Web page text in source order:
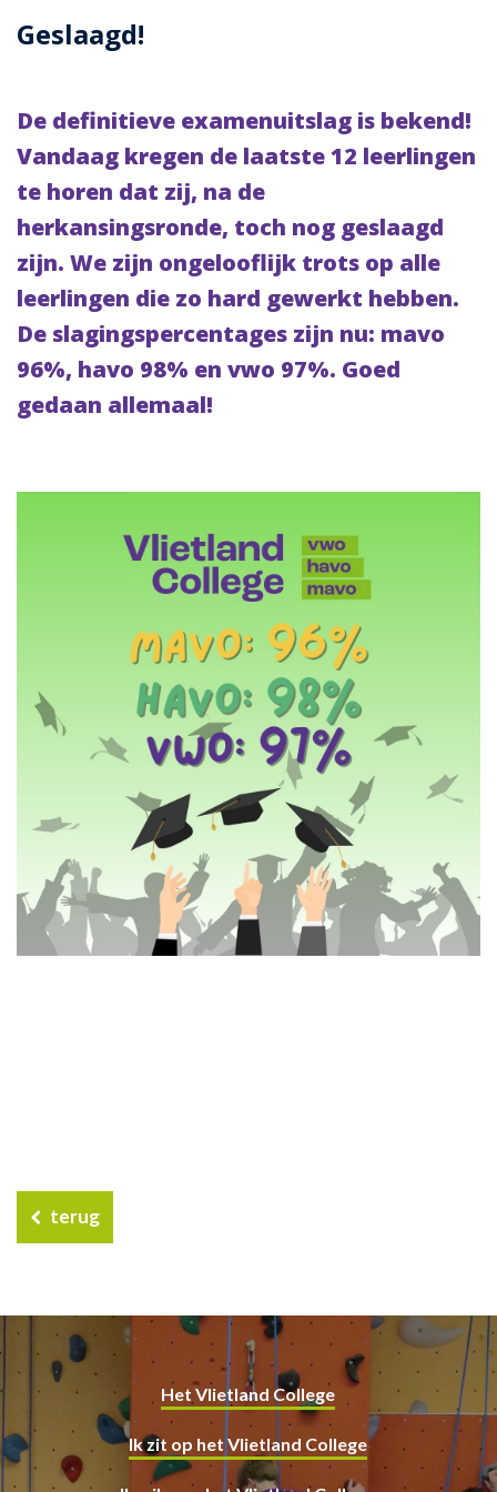
Geslaagd!
De definitieve examenuitslag is bekend!
Vandaag kregen de laatste 12 leerlingen
te horen dat zij, na de
herkansingsronde, toch nog geslaagd
zijn. We zijn ongelooflijk trots op alle
leerlingen die zo hard gewerkt hebben.
De slagingspercentages zijn nu: mavo
96%, havo 98% en vwo 97%. Goed
gedaan allemaal!
terug
Het Vlietland College
Ik zit op het Vlietland College